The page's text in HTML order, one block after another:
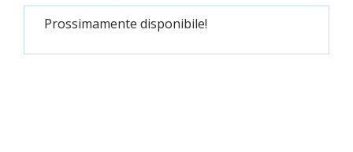
Prossimamente disponibile!